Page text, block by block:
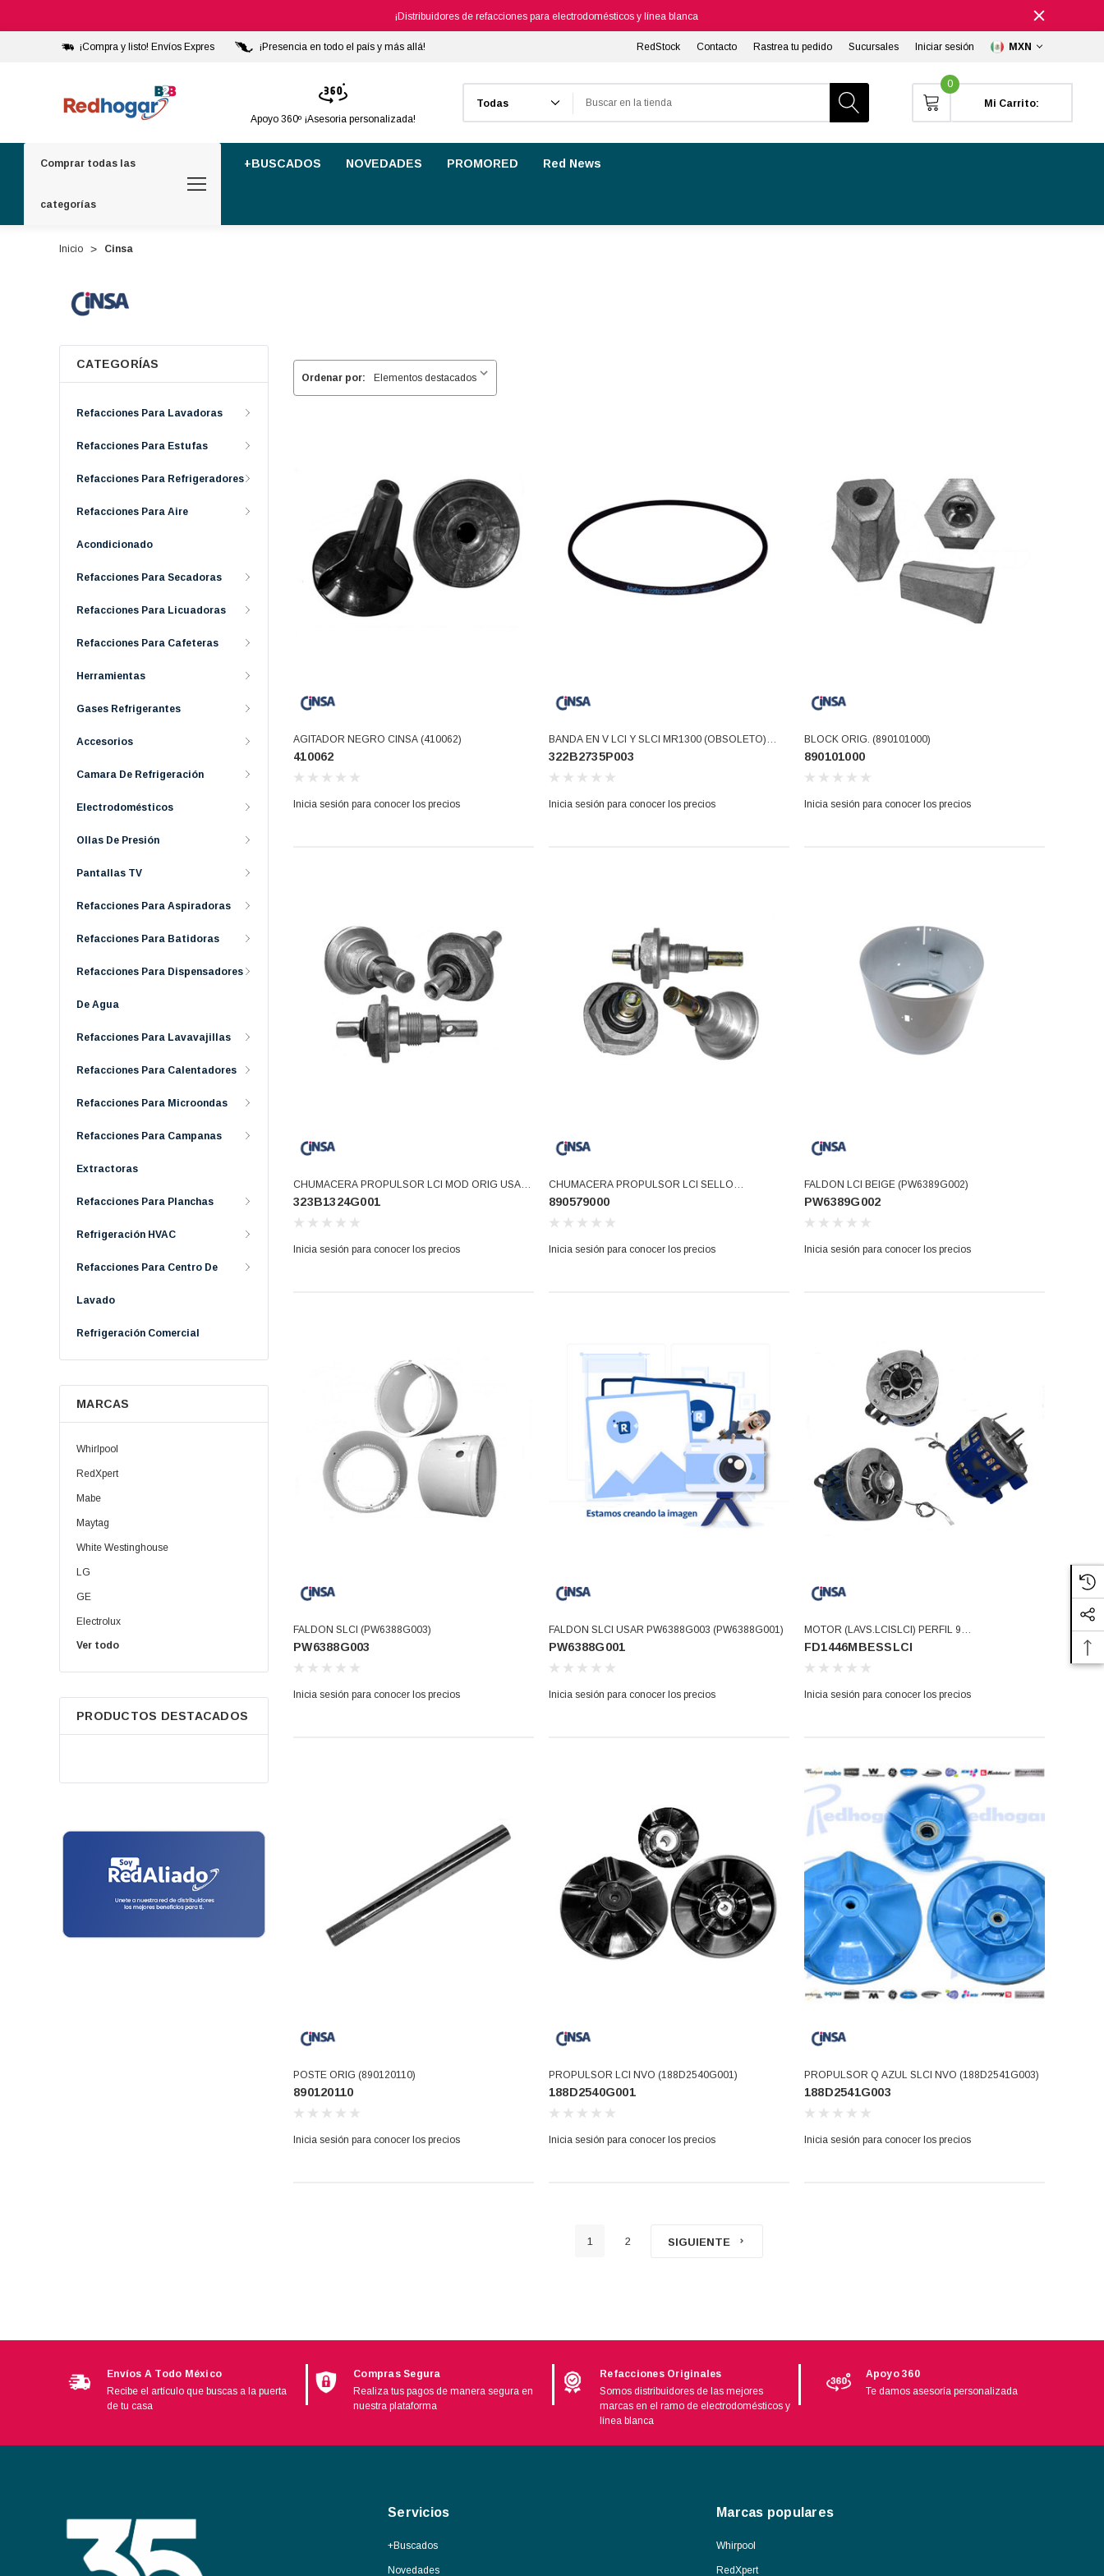
¡Distribuidores de refacciones para electrodomésticos y línea blanca
¡Compra y listo! Envíos Expres ¡Presencia en todo el país y más allá! RedStock Contacto Rastrea tu pedido Sucursales Iniciar sesión MXN
Apoyo 360º ¡Asesoria personalizada!
0
Mi Carrito:
Comprar todas las
categorías
+BUSCADOS NOVEDADES PROMORED Red News
Inicio Cinsa
CATEGORÍAS
Refacciones Para Lavadoras
Refacciones Para Estufas
Refacciones Para Refrigeradores
Refacciones Para Aire
Acondicionado
Refacciones Para Secadoras
Refacciones Para Licuadoras
Refacciones Para Cafeteras
Herramientas
Gases Refrigerantes
Accesorios
Camara De Refrigeración
Electrodomésticos
Ollas De Presión
Pantallas TV
Refacciones Para Aspiradoras
Refacciones Para Batidoras
Refacciones Para Dispensadores
De Agua
Refacciones Para Lavavajillas
Refacciones Para Calentadores
Refacciones Para Microondas
Refacciones Para Campanas
Extractoras
Refacciones Para Planchas
Refrigeración HVAC
Refacciones Para Centro De
Lavado
Refrigeración Comercial
MARCAS
Whirlpool
RedXpert
Mabe
Maytag
White Westinghouse
LG
GE
Electrolux
Daewoo | Winia
Oster
Samsung
Koblenz
Kitched Aid
Truper
Ranco
Husky
Ver todo
PRODUCTOS DESTACADOS
Ordenar por:
AGITADOR NEGRO CINSA (410062)
410062
Inicia sesión para conocer los precios
BANDA EN V LCI Y SLCI MR1300 (OBSOLETO)
Usar 3L290 (322B2735P003)
322B2735P003
Inicia sesión para conocer los precios
BLOCK ORIG. (890101000)
890101000
Inicia sesión para conocer los precios
CHUMACERA PROPULSOR LCI MOD ORIG USAR
322B3172G001 (323B1324G001)
323B1324G001
Inicia sesión para conocer los precios
CHUMACERA PROPULSOR LCI SELLO
MECANICO (890579000)
890579000
Inicia sesión para conocer los precios
FALDON LCI BEIGE (PW6389G002)
PW6389G002
Inicia sesión para conocer los precios
FALDON SLCI (PW6388G003)
PW6388G003
Inicia sesión para conocer los precios
FALDON SLCI USAR PW6388G003 (PW6388G001)
PW6388G001
Inicia sesión para conocer los precios
MOTOR (LAVS.LCISLCI) PERFIL 9
(FD1446MBESSLCI)
FD1446MBESSLCI
Inicia sesión para conocer los precios
POSTE ORIG (890120110)
890120110
Inicia sesión para conocer los precios
PROPULSOR LCI NVO (188D2540G001)
188D2540G001
Inicia sesión para conocer los precios
PROPULSOR Q AZUL SLCI NVO (188D2541G003)
188D2541G003
Inicia sesión para conocer los precios
1 2 SIGUIENTE
Envíos A Todo México
Recibe el artículo que buscas a la puerta
de tu casa
Compras Segura
Realiza tus pagos de manera segura en
nuestra plataforma
Refacciones Originales
Somos distribuidores de las mejores
marcas en el ramo de electrodomésticos y
línea blanca
Apoyo 360
Te damos asesoría personalizada
Servicios
+Buscados
Novedades
Marcas populares
Whirpool
RedXpert